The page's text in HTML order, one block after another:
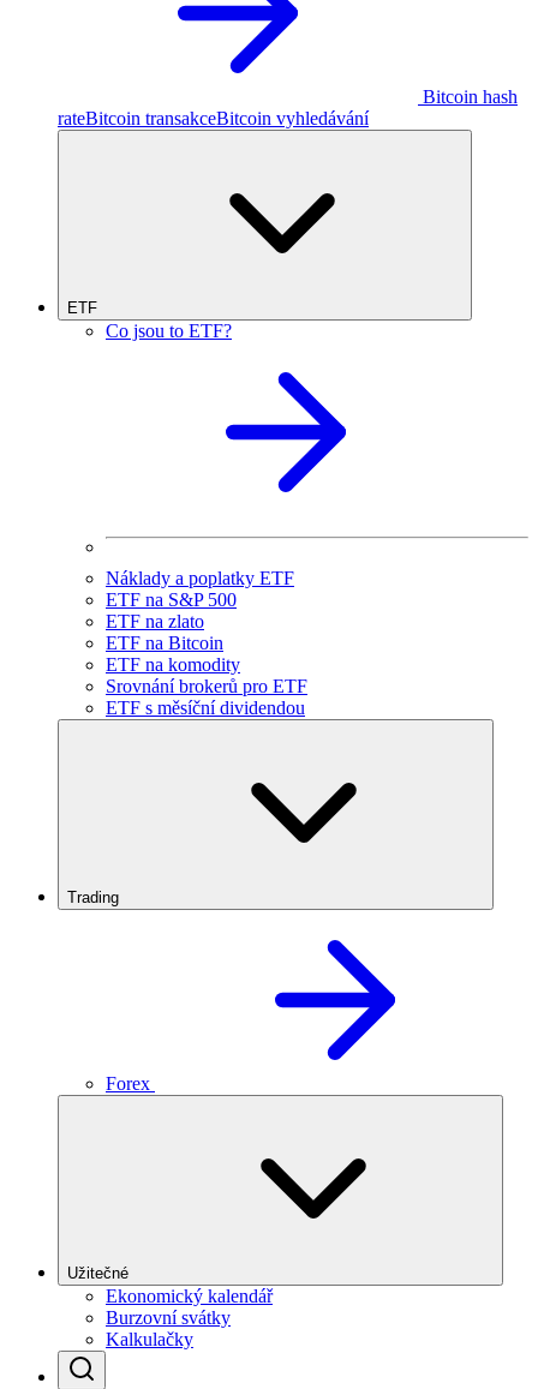
Bitcoin hash
rateBitcoin transakceBitcoin vyhledávání
ETF
Co jsou to ETF?
Náklady a poplatky ETF
ETF na S&P 500
ETF na zlato
ETF na Bitcoin
ETF na komodity
Srovnání brokerů pro ETF
ETF s měsíční dividendou
Trading
Forex
Užitečné
Ekonomický kalendář
Burzovní svátky
Kalkulačky